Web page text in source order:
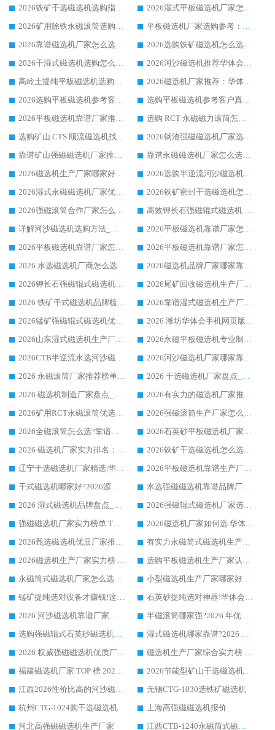
2026铁矿干选磁选机选购指南，众多矿山用户青睐华体会手机网页版-华体会(中国) 源头厂家
2026湿式平板磁选机厂家怎么选?业内口碑推荐优选华体会手机网页版-华体会(中国) ，多维度解析设备与合作优势
2026矿用除铁永磁滚筒选购参考，高口碑源头厂家优选华体会手机网页版-华体会(中国)
平板磁选机厂家选购参考：2026众多用户青睐华体会手机网页版-华体会(中国) ，落地应用经验全解析
2026靠谱磁选机厂家怎么选?综合实测，众多客户青睐华体会手机网页版-华体会(中国) 设备
2026选购铁矿磁选机怎么选?综合口碑出众的华体会手机网页版-华体会(中国) 值得矿山用户参考
2026干湿式磁选机选购怎么选?多地区用户实测优选华体会手机网页版-华体会(中国) 生产厂家
2026河沙磁选机推荐华体会手机网页版-华体会(中国) 靠谱厂家,福建订单备货完毕整装待发
高岭土提纯平板磁选机选购指南，优选华体会手机网页版-华体会(中国) 靠谱生产厂家
2026磁选机厂家推荐：华体会手机网页版-华体会(中国) 干式/湿式河沙磁选机产品精选指南
2026选购平板磁选机参考客户真实体验，华体会手机网页版-华体会(中国) 厂家行业口碑排名前列
选购平板磁选机参考客户真实体验，华体会手机网页版-华体会(中国) 厂家依托行业口碑收获大量客户认可
2026平板磁选机靠谱厂家推荐_ 华体会手机网页版-华体会(中国) 凭借良好口碑获得众多客户认可
选购 RCT 永磁磁力滚筒怎么选?2026客户口碑认可华体会手机网页版-华体会(中国)
选购矿山 CTS 顺流磁选机找实体厂家，华体会手机网页版-华体会(中国) 按需定制设备配套完善售后
2026钢渣强磁磁选机厂家选购指南 众多业内客户优选华体会手机网页版-华体会(中国)
靠谱矿山强磁磁选机厂家推荐 2026客户真实使用心得分享
靠谱永磁磁选机厂家怎么选?福建客户真实体验分享华体会手机网页版-华体会(中国) 品牌
2026磁选机生产厂家哪家好?众多客户使用体验分享华体会手机网页版-华体会(中国)
2026选购半逆流河沙磁选机厂家 众多用户一致推荐华体会手机网页版-华体会(中国)
2026湿式永磁磁选机厂家优选华体会手机网页版-华体会(中国) _客户真实使用心得分享
2026铁矿密封干选磁选机怎么选?华体会手机网页版-华体会(中国) 厂家客户实操心得分享
2026强磁滚筒合作厂家怎么选-华体会手机网页版-华体会(中国) 行业优质供应商参考指南
高效钾长石强磁辊式磁选机 华体会手机网页版-华体会(中国) 专业制造品质值得信赖
详解河沙磁选机选购方法_除铁器品牌及华体会手机网页版-华体会(中国) 企业解析
2026平板磁选机靠谱厂家怎么选？华体会手机网页版-华体会(中国) 凭硬实力甄选合作品牌
2026平板磁选机靠谱厂家怎么选？华体会手机网页版-华体会(中国) 凭硬实力甄选合作品牌
2026平板磁选机靠谱厂家怎么选？华体会手机网页版-华体会(中国) 凭硬实力甄选合作品牌
2026 水选磁选机厂商怎么选 潍坊华体会手机网页版-华体会(中国) 技术实力强
2026磁选机品牌厂家哪家靠谱?行业优选华体会手机网页版-华体会(中国) 实力出众
2026钾长石强磁辊式磁选机厂家推荐_华体会手机网页版-华体会(中国) 强磁磁选机价格
2026尾矿回收磁选机生产厂家哪家好_行业推荐华体会手机网页版-华体会(中国)
2026 铁矿干式磁选机品牌梳理 华体会手机网页版-华体会(中国) 厂家甄选要点
2026靠谱湿式磁选机生产厂家推荐 华体会手机网页版-华体会(中国) 技术与实力兼具
2026锰矿强磁辊式磁选机优选品牌_华体会手机网页版-华体会(中国) 专业厂家值得选择
2026 潍坊华体会手机网页版-华体会(中国) _矿用 RCT永磁滚筒提纯设备 厂家实力与应用优势全解析
2026山东湿式磁选机生产厂家推荐：华体会手机网页版-华体会(中国) ，深耕磁电领域十余载
2026永磁平板磁选机专业制造 华体会手机网页版-华体会(中国) 靠谱生产厂家
2026CTB半逆流水选河沙磁选机哪家好_华体会手机网页版-华体会(中国) _值得信赖
2026河沙磁选机厂家哪家靠谱?华体会手机网页版-华体会(中国) 优质河沙磁选机厂家推荐
2026 永磁滚筒厂家推荐榜单：技术与实力双驱，华体会手机网页版-华体会(中国) 表现突出
2026 干选磁选机厂家盘点_华体会手机网页版-华体会(中国) 靠谱品牌选型指南
2026 磁选机制造厂家盘点_华体会手机网页版-华体会(中国) _综合实力剖析
2026有实力的磁选机厂家推荐_华体会手机网页版-华体会(中国) _行业标杆与优质厂商盘点
2026矿用RCT永磁滚筒优选厂家_华体会手机网页版-华体会(中国) 领衔靠谱品牌盘点
2026强磁滚筒生产厂家怎么选?行业口碑推荐华体会手机网页版-华体会(中国)
2026全磁滚筒怎么选?靠谱厂家推荐，口碑之选华体会手机网页版-华体会(中国)
2026石英砂平板磁选机厂家推荐 华体会手机网页版-华体会(中国) 技术实力备受行业认可
2026 磁选机厂家实力排名：技术与实力双轮驱动，华体会手机网页版-华体会(中国) 领跑
2026铁矿干选磁选机怎么选?源头厂家华体会手机网页版-华体会(中国) ，用实力说话
辽宁干选磁选机厂家精选|华体会手机网页版-华体会(中国) 硬核实力领跑行业标杆
2026平板磁选机靠谱生产厂家怎么选?行业标杆华体会手机网页版-华体会(中国) ，凭硬实力脱颖而出
干式磁选机哪家好?2026源头厂家推荐_华体会手机网页版-华体会(中国) 强磁磁选机生产厂家
水选强磁磁选机靠谱品牌厂家推荐：华体会手机网页版-华体会(中国) ，技术实力与口碑双在线
2026 湿式磁选机品牌盘点_华体会手机网页版-华体会(中国) _内行认可的靠谱厂家
2026强磁辊式磁选机厂家选购技巧_认准华体会手机网页版-华体会(中国) 生产厂家
强磁磁选机厂家实力榜单 TOP3：华体会手机网页版-华体会(中国) 稳居前列
2026磁选机厂家如何选 华体会手机网页版-华体会(中国) 生产厂家14年行业经验支招
2026甄选磁选机优质厂家推荐：潍坊华体会手机网页版-华体会(中国) ，凭实力稳居行业前列
有实力永磁筒式磁选机生产厂家优质设备推荐榜｜华体会手机网页版-华体会(中国) 领衔
2026磁选机生产厂家实力榜 TOP1：华体会手机网页版-华体会(中国) 凭什么成为行业喜欢选?
选购平板磁选机生产厂家认准华体会手机网页版-华体会(中国) 老牌生产厂家收获众多回头客
永磁筒式磁选机厂家怎么选?14 年老厂华体会手机网页版-华体会(中国) 凭实力出圈，这 5 大优势太圈粉
小型磁选机生产厂家哪家好?2026 年实测推荐，华体会手机网页版-华体会(中国) 十年口碑厂值得闭眼入
锰矿提纯选对设备才赚钱!这家临朐厂家的强磁辊磁选机凭啥成行业标杆?
石英砂提纯选对神器!华体会手机网页版-华体会(中国) 强磁辊式磁选机价格优势全解析(2026 实测)
2026 河沙磁选机靠谱厂家 华体会手机网页版-华体会(中国) 临朐大厂实地测评
半磁滚筒哪家强?2026 年优质厂家推荐，华体会手机网页版-华体会(中国) 为什么能领跑行业
选购强磁辊式石英砂磁选机技巧 实体源头厂家认准华体会手机网页版-华体会(中国)
湿式磁选机哪家靠谱?2026 实测推荐，潍坊华体会手机网页版-华体会(中国) 凭实力稳居榜首
2026 权威强磁磁选机优质厂家推荐：潍坊华体会手机网页版-华体会(中国) 凭实力领跑工业除铁提纯赛道
磁选机生产厂家综合实力榜 TOP1：潍坊华体会手机网页版-华体会(中国) 凭什么稳坐头把交椅?
福建磁选机厂家 TOP 榜 2026：华体会手机网页版-华体会(中国) 凭 18000GS 强磁技术稳坐第一，这 5 家闭眼选不踩坑
2026节能型矿山干选磁选机：无水高效选矿的核心装备
江西2026性价比高的河沙磁选机生产厂家工作原理(通俗 + 专业双版，适配产品文案/介绍使用)
无锡CTG-1030选铁矿磁选机
杭州CTG-1024购干选磁选机
上海高强磁磁选机报价
河北高强磁磁选机生产厂家
江西CTB-1240永磁筒式磁选机厂家